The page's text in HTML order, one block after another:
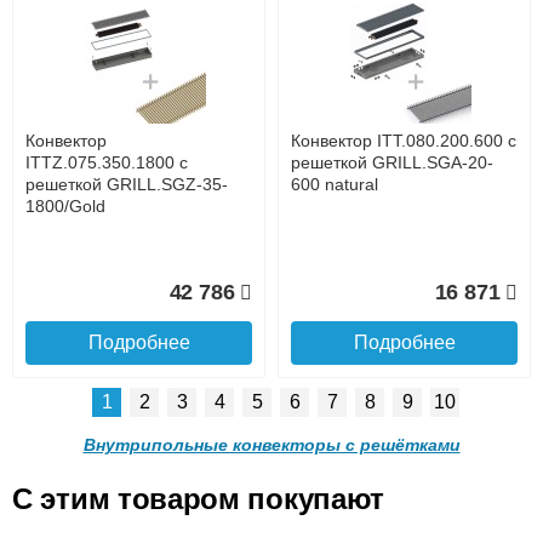
до подъезда
услуга платная
Конвектор ITTL.070.160.800
с решеткой GRILL.SGWL-
16-800 венге.
20 904
Подробнее
Конвектор ITTL.070.160.900
с решеткой GRILL.SGWL-
16-900 венге.
21 495
Конвектор
ITTL.070.160.1000 с
решеткой GRILL.SGWL-16-
Конвектор
ITTL.070.160.1100 с
решеткой GRILL.SGWL-16-
Конвектор
ITTZ.075.350.1800 с
решеткой GRILL.SGZ-35-
1800/Gold
42 786
Подробнее
Конвектор ITT.080.200.600 с
решеткой GRILL.SGA-20-
600 natural
16 871
Подробнее
1 2 3 4 5 6 7 8 9 10
Внутрипольные конвекторы с решётками
C этим товаром покупают